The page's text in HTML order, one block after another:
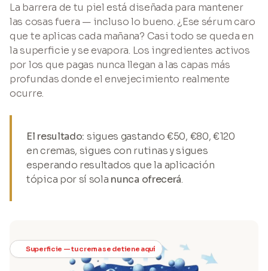
La barrera de tu piel está diseñada para mantener
las cosas fuera — incluso lo bueno. ¿Ese sérum caro
que te aplicas cada mañana? Casi todo se queda en
la superficie y se evapora. Los ingredientes activos
por los que pagas nunca llegan a las capas más
profundas donde el envejecimiento realmente
ocurre.
El resultado: sigues gastando €50, €80, €120
en cremas, sigues con rutinas y sigues
esperando resultados que la aplicación
tópica por sí sola nunca ofrecerá.
Superficie — tu crema se detiene aquí